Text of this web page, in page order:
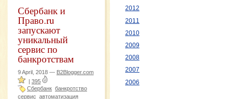
Сбербанк и
Право.ru
запускают
уникальный
сервис по
банкротствам
9 April, 2018 — B2Blogger.com
| 395
Сбербанк банкротство
сервис автоматизация
2012
2011
2010
2009
2008
2007
2006